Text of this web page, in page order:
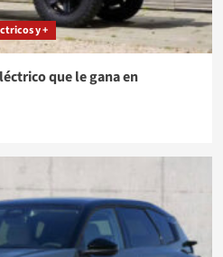
y +
que le gana en